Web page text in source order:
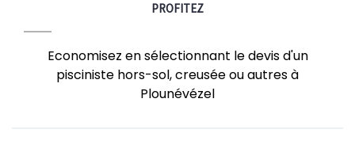
PROFITEZ
Economisez en sélectionnant le devis d'un
pisciniste hors-sol, creusée ou autres à
Plounévézel